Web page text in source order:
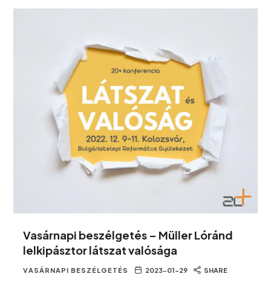
Vasárnapi beszélgetés – Müller Lóránd
lelkipásztor látszat valósága
VASÁRNAPI BESZÉLGETÉS 2023-01-29 SHARE